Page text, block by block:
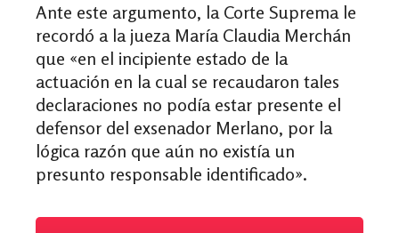
Ante este argumento, la Corte Suprema le
recordó a la jueza María Claudia Merchán
que «en el incipiente estado de la
actuación en la cual se recaudaron tales
declaraciones no podía estar presente el
defensor del exsenador Merlano, por la
lógica razón que aún no existía un
presunto responsable identificado».